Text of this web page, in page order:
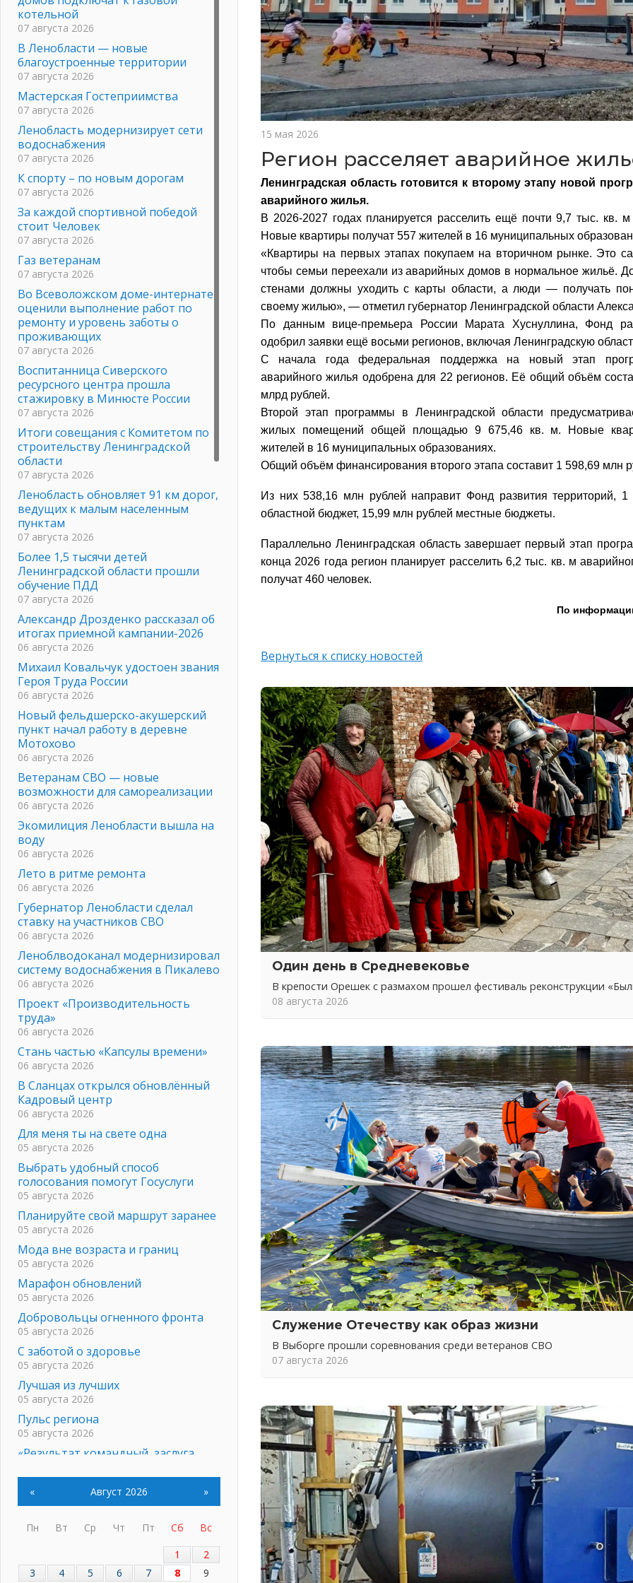
15 мая 2026
Регион расселяет аварийное
Ленинградская область готовится к второму этапу новой
аварийного жилья.
В 2026-2027 годах планируется расселить ещё почти 9,7 тыс. кв.
Новые квартиры получат 557 жителей в 16 муниципальных
«Квартиры на первых этапах покупаем на вторичном рынке. Это
чтобы семьи переехали из аварийных домов в нормальное жильё.
стенами должны уходить с карты области, а люди — получать
своему жилью», — отметил губернатор Ленинградской области
По данным вице-премьера России Марата Хуснуллина, Фонд
одобрил заявки ещё восьми регионов, включая Ленинградскую
С начала года федеральная поддержка на новый этап
аварийного жилья одобрена для 22 регионов. Её общий объём
млрд рублей.
Второй этап программы в Ленинградской области
жилых помещений общей площадью 9 675,46 кв. м. Новые
жителей в 16 муниципальных образованиях.
Общий объём финансирования второго этапа составит 1 598,69 млн
Из них 538,16 млн рублей направит Фонд развития территорий,
областной бюджет, 15,99 млн рублей местные бюджеты.
Параллельно Ленинградская область завершает первый этап
конца 2026 года регион планирует расселить 6,2 тыс. кв. м
получат 460 человек.
По
Вернуться к списку новостей
Один день в Средневековье
В крепости Орешек с размахом прошел фестиваль реконструкции
08 августа 2026
Служение Отечеству как образ жизни
В Выборге прошли соревнования среди ветеранов СВО
07 августа 2026
котельной
07 августа 2026
В Ленобласти — новые
благоустроенные территории
07 августа 2026
Мастерская Гостеприимства
07 августа 2026
Ленобласть модернизирует сети
водоснабжения
07 августа 2026
К спорту – по новым дорогам
07 августа 2026
За каждой спортивной победой
стоит Человек
07 августа 2026
Газ ветеранам
07 августа 2026
Во Всеволожском доме-интернате
оценили выполнение работ по
ремонту и уровень заботы о
проживающих
07 августа 2026
Воспитанница Сиверского
ресурсного центра прошла
стажировку в Минюсте России
07 августа 2026
Итоги совещания с Комитетом по
строительству Ленинградской
области
07 августа 2026
Ленобласть обновляет 91 км дорог,
ведущих к малым населенным
пунктам
07 августа 2026
Более 1,5 тысячи детей
Ленинградской области прошли
обучение ПДД
07 августа 2026
Александр Дрозденко рассказал об
итогах приемной кампании-2026
06 августа 2026
Михаил Ковальчук удостоен звания
Героя Труда России
06 августа 2026
Новый фельдшерско-акушерский
пункт начал работу в деревне
Мотохово
06 августа 2026
Ветеранам СВО — новые
возможности для самореализации
06 августа 2026
Экомилиция Ленобласти вышла на
воду
06 августа 2026
Лето в ритме ремонта
06 августа 2026
Губернатор Ленобласти сделал
ставку на участников СВО
06 августа 2026
Леноблводоканал модернизировал
систему водоснабжения в Пикалево
06 августа 2026
Проект «Производительность
труда»
06 августа 2026
Стань частью «Капсулы времени»
06 августа 2026
В Сланцах открылся обновлённый
Кадровый центр
06 августа 2026
Для меня ты на свете одна
05 августа 2026
Выбрать удобный способ
голосования помогут Госуслуги
05 августа 2026
Планируйте свой маршрут заранее
05 августа 2026
Мода вне возраста и границ
05 августа 2026
Марафон обновлений
05 августа 2026
Добровольцы огненного фронта
05 августа 2026
С заботой о здоровье
05 августа 2026
Лучшая из лучших
05 августа 2026
Пульс региона
05 августа 2026
«Результат командный, заслуга
муниципалитета»
05 августа 2026
объединять!
Не оставят в беде
05 августа 2026
« Август 2026 »
Пн Вт Ср Чт Пт Сб
Вс
1
2
3
4 5 6 7 8
9